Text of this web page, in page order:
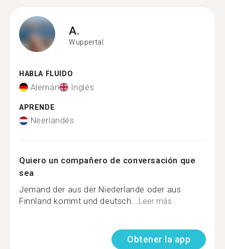
A.
Wuppertal
HABLA FLUIDO
Alemán Inglés
APRENDE
Neerlandés
Quiero un compañero de conversación que
sea
Jemand der aus der Niederlande oder aus
Finnland kommt und deutsch...Leer más
Obtener la app